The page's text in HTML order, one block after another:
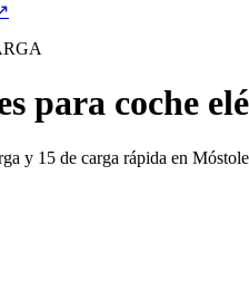
para coche
y 15 de carga rápida en